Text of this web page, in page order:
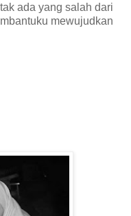
ada yang salah dari
mewujudkan